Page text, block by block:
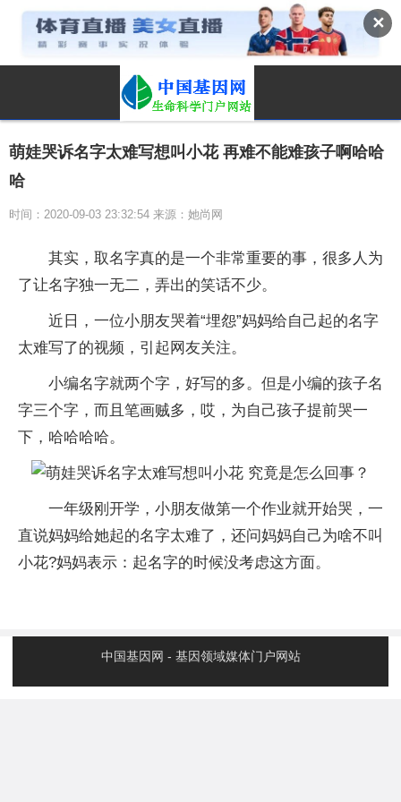
✕
萌娃哭诉名字太难写想叫小花 再难不能难孩子啊哈哈
哈
时间：2020-09-03 23:32:54 来源：她尚网
其实，取名字真的是一个非常重要的事，很多人为
了让名字独一无二，弄出的笑话不少。
近日，一位小朋友哭着“埋怨”妈妈给自己起的名字
太难写了的视频，引起网友关注。
小编名字就两个字，好写的多。但是小编的孩子名
字三个字，而且笔画贼多，哎，为自己孩子提前哭一
下，哈哈哈哈。
一年级刚开学，小朋友做第一个作业就开始哭，一
直说妈妈给她起的名字太难了，还问妈妈自己为啥不叫
小花?妈妈表示：起名字的时候没考虑这方面。
中国基因网 - 基因领域媒体门户网站